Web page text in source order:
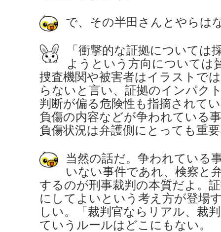
で、その半田さんとやらは
「衝撃的な証拠については
ようという方向については
捜査機関や被害者はイラストで
らないと言い、証拠のインパク
判断が偏る危険性も指摘されて
負傷の内容などが争われている
負傷状況は弁護側にとっても重
当然の話だ。争われている
いない事件であれ、検察と
するのが刑事裁判の本質だよ。
にしてよいという考え方が登場
しい。「裁判官ならリアル、裁
ていうルールはどこにもない。